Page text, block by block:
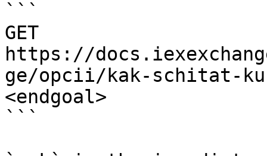
```
GET
https://
ge/opcii/kak-schitat-
<endgoal>
```